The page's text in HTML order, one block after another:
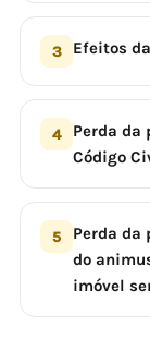
3 Efeitos
4
Perda da
Código
5
Perda da
do
imóvel